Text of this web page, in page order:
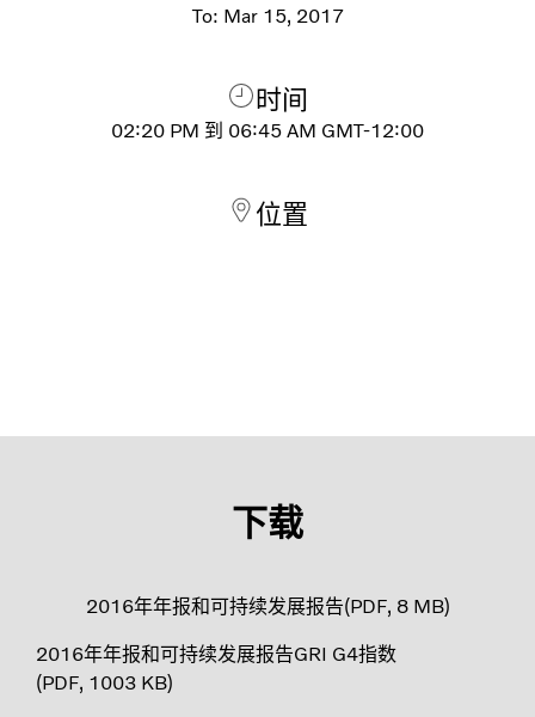
To: Mar 15, 2017
时间
02:20 PM 到 06:45 AM GMT-12:00
位置
下载
2016年年报和可持续发展报告 PDF 8 MB
2016年年报和可持续发展报告GRI G4指数
PDF 1003 KB